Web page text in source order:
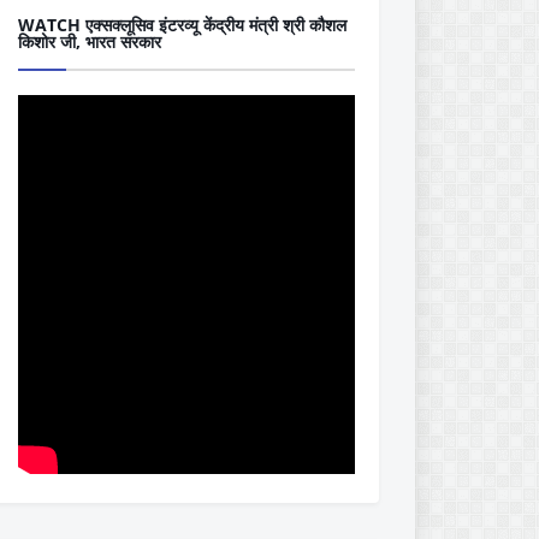
WATCH एक्सक्लूसिव इंटरव्यू केंद्रीय मंत्री श्री कौशल
किशोर जी, भारत सरकार